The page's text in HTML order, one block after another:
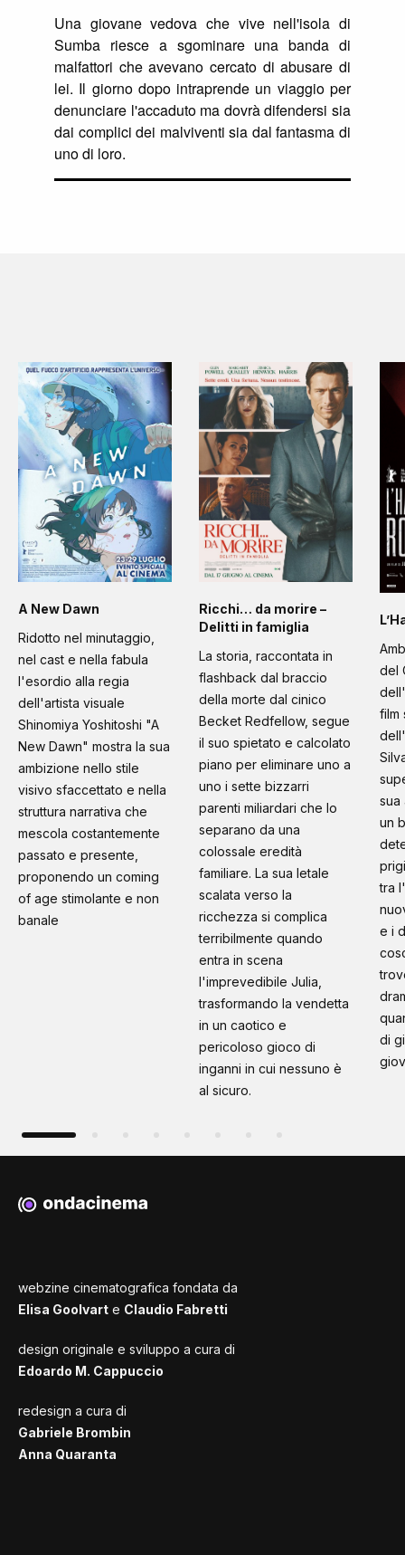
Una giovane vedova che vive nell'isola di
Sumba riesce a sgominare una banda di
malfattori che avevano cercato di abusare di
lei. Il giorno dopo intraprende un viaggio per
denunciare l'accaduto ma dovrà difendersi sia
dai complici dei malviventi sia dal fantasma di
uno di loro.
A New Dawn
Ridotto nel minutaggio,
nel cast e nella fabula
l'esordio alla regia
dell'artista visuale
Shinomiya Yoshitoshi "A
New Dawn" mostra la sua
ambizione nello stile
visivo sfaccettato e nella
struttura narrativa che
mescola costantemente
passato e presente,
proponendo un coming
of age stimolante e non
banale
Ricchi… da morire –
Delitti in famiglia
La storia, raccontata in
flashback dal braccio
della morte dal cinico
Becket Redfellow, segue
il suo spietato e calcolato
piano per eliminare uno a
uno i sette bizzarri
parenti miliardari che lo
separano da una
colossale eredità
familiare. La sua letale
scalata verso la
ricchezza si complica
terribilmente quando
entra in scena
l'imprevedibile Julia,
trasformando la vendetta
in un caotico e
pericoloso gioco di
inganni in cui nessuno è
al sicuro.
del
film
sua
un
tra
e i
di
webzine cinematografica fondata da
Elisa Goolvart e Claudio Fabretti
design originale e sviluppo a cura di
Edoardo M. Cappuccio
redesign a cura di
Gabriele Brombin
Anna Quaranta